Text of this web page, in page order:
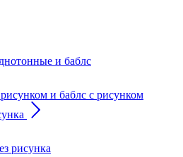
и баблс
и баблс с рисунком
рисунка